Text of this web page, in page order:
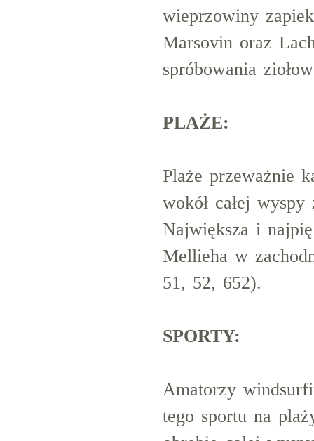
wieprzowiny
Marsovin oraz
spróbowania
PLAŻE:
Plaże przeważnie
wokół całej
Największa i
Mellieha w
51, 52, 652).
SPORTY:
Amatorzy
tego sportu na